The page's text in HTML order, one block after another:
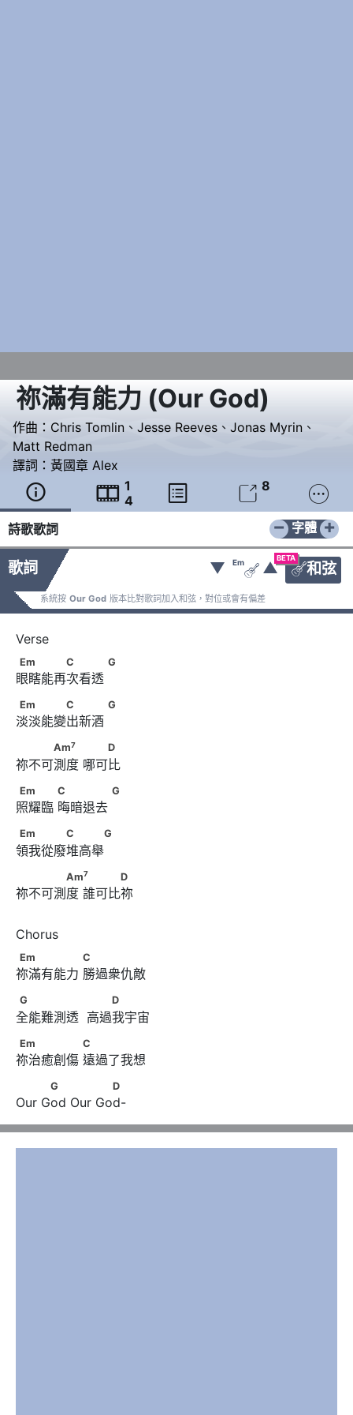
祢滿有能力(Our God)
作曲： Chris Tomlin 、 Jesse Reeves 、 Jonas Myrin 、
Matt Redman
譯詞： 黃國章 Alex
  1
4
  8 
詩歌歌詞 − +
字體
歌詞
BETA
和弦
▼ Em
 ▲
系統按 Our God 版本比對歌詞加入和弦，對位或會有偏差
Em　　　　C　　　      G
Em C G
眼瞎能再次看透
Em　　　　C　　　      G
Em C G
淡淡能變出新酒
Am7 D
Am7 D
祢不可測度 哪可比
Em　　　      C　　　　      G
Em C G
照耀臨 晦暗退去
Em　　　　C　　　G
Em C G
領我從廢堆高舉
Am7 D
Am7 D
祢不可測度 誰可比祢
Em　　　　　      C
Em C
祢滿有能力 勝過衆仇敵
G　　　　　       　　D
G D
全能難測透  高過我宇宙
Em　　　　　      C
Em C
祢治癒創傷 遠過了我想
G              D
G D
Our God Our God-